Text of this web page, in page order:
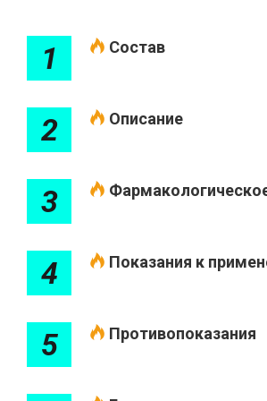
1 Состав
2 Описание
3
4 Показания к
5 Противопоказания